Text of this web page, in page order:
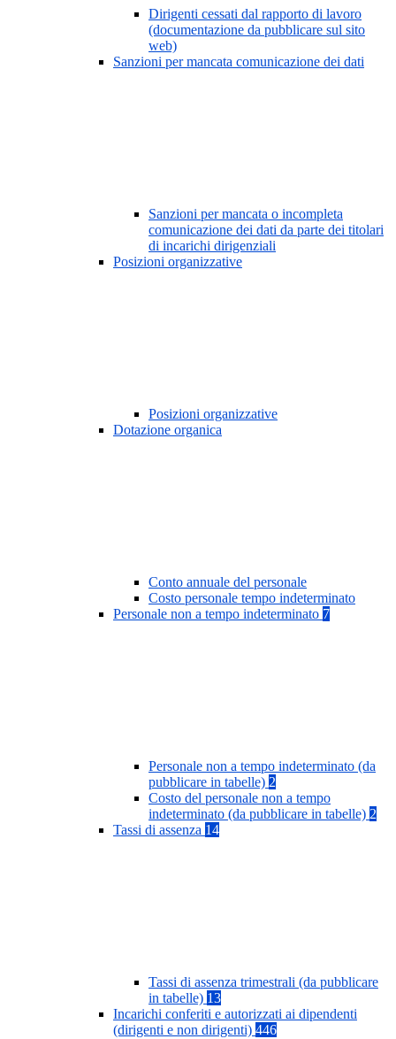
Dirigenti cessati dal rapporto di lavoro
(documentazione da pubblicare sul sito
web)
Sanzioni per mancata comunicazione dei dati
Sanzioni per mancata o incompleta
comunicazione dei dati da parte dei titolari
di incarichi dirigenziali
Posizioni organizzative
Posizioni organizzative
Dotazione organica
Conto annuale del personale
Costo personale tempo indeterminato
Personale non a tempo indeterminato 7
Personale non a tempo indeterminato (da
pubblicare in tabelle) 2
Costo del personale non a tempo
indeterminato (da pubblicare in tabelle) 2
Tassi di assenza 14
Tassi di assenza trimestrali (da pubblicare
in tabelle) 13
Incarichi conferiti e autorizzati ai dipendenti
(dirigenti e non dirigenti) 446